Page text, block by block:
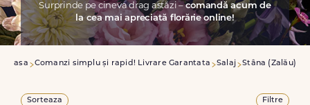
Surprinde pe cineva drag astăzi –comandă acum de
la cea mai apreciată florărie online!
Acasa Comanzi simplu și rapid! Livrare Garantata Salaj Stâna (Zalău)
Sorteaza Filtre